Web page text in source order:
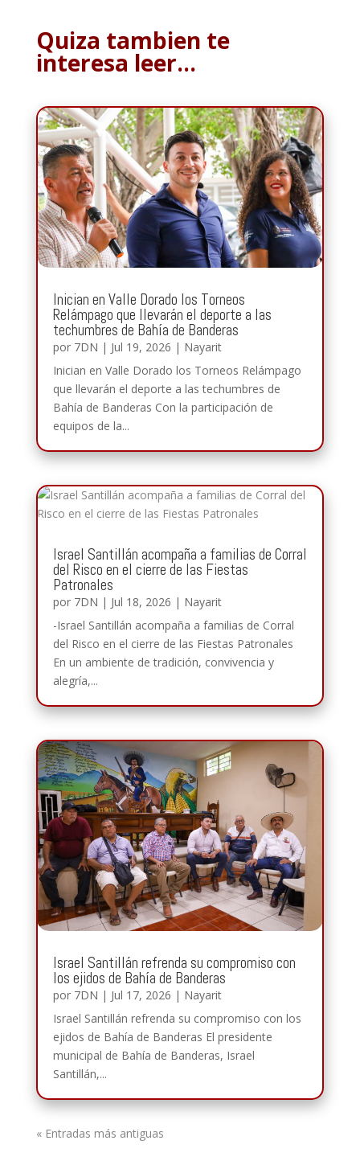
Quiza tambien te
interesa leer…
Inician en Valle Dorado los Torneos
Relámpago que llevarán el deporte a las
techumbres de Bahía de Banderas
por 7DN | Jul 19, 2026 | Nayarit
Inician en Valle Dorado los Torneos Relámpago
que llevarán el deporte a las techumbres de
Bahía de Banderas Con la participación de
equipos de la...
Israel Santillán acompaña a familias de Corral
del Risco en el cierre de las Fiestas
Patronales
por 7DN | Jul 18, 2026 | Nayarit
-Israel Santillán acompaña a familias de Corral
del Risco en el cierre de las Fiestas Patronales
En un ambiente de tradición, convivencia y
alegría,...
Israel Santillán refrenda su compromiso con
los ejidos de Bahía de Banderas
por 7DN | Jul 17, 2026 | Nayarit
Israel Santillán refrenda su compromiso con los
ejidos de Bahía de Banderas El presidente
municipal de Bahía de Banderas, Israel
Santillán,...
« Entradas más antiguas